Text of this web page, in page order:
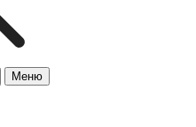
Меню